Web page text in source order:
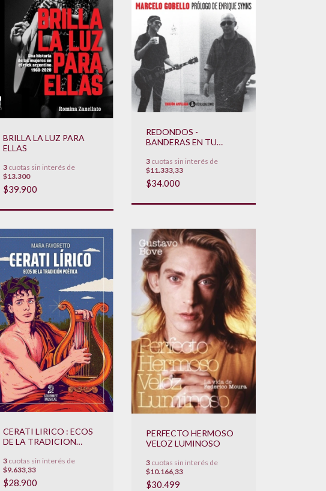
BRILLA LA LUZ PARA
ELLAS
3 cuotas sin interés de
$13.300
$39.900
REDONDOS -
BANDERAS EN TU
3cuotas sin interés de
$11.333,33
$34.000
CERATI LIRICO : ECOS
DE LA TRADICION
3 cuotas sin interés de
$9.633,33
$28.900
PERFECTO HERMOSO
VELOZ LUMINOSO
3cuotas sin interés de
$10.166,33
$30.499